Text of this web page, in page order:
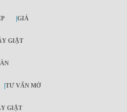
|GIÁ
GIẶT
|TƯ VẤN MỞ
GIẶT